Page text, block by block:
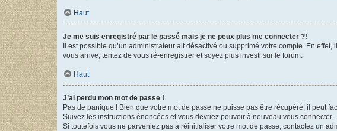
Haut
Je me suis enregistré par le passé mais je ne peux plus me connecter ?!
Il est possible qu’un administrateur ait désactivé ou supprimé votre compte. En
vous arrive, tentez de vous ré-enregistrer et soyez plus investi sur le forum.
Haut
J’ai perdu mon mot de passe !
Pas de panique ! Bien que votre mot de passe ne puisse pas être récupéré, il peut
Suivez les instructions énoncées et vous devriez pouvoir à nouveau vous connecter.
Si toutefois vous ne parveniez pas à réinitialiser votre mot de passe, contactez un